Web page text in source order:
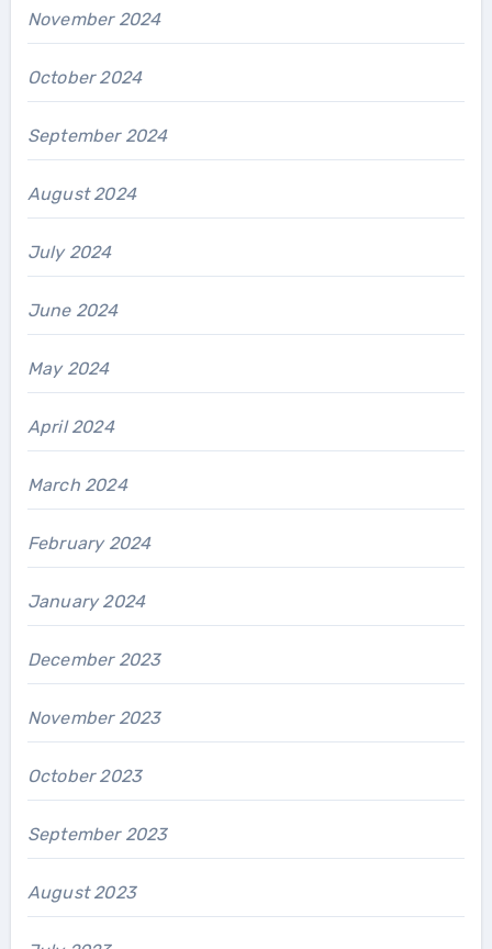
November 2024
October 2024
September 2024
August 2024
July 2024
June 2024
May 2024
April 2024
March 2024
February 2024
January 2024
December 2023
November 2023
October 2023
September 2023
August 2023